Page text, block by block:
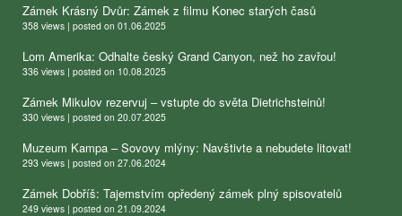
Zámek Krásný Dvůr: Zámek z filmu Konec starých časů
358 views | posted on 01.06.2025
Lom Amerika: Odhalte český Grand Canyon, než ho zavřou!
336 views | posted on 10.08.2025
Zámek Mikulov rezervuj – vstupte do světa Dietrichsteinů!
330 views | posted on 20.07.2025
Muzeum Kampa – Sovovy mlýny: Navštivte a nebudete litovat!
293 views | posted on 27.06.2024
Zámek Dobříš: Tajemstvím opředený zámek plný spisovatelů
249 views | posted on 21.09.2024